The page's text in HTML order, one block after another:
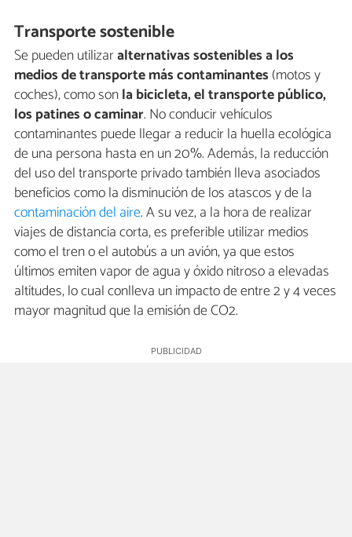
Transporte sostenible
Se pueden utilizaralternativas sostenibles a los
medios de transporte más contaminantes (motos y
coches), como sonla bicicleta, el transporte público,
los patines o caminar. No conducir vehículos
contaminantes puede llegar a reducir la huella ecológica
de una persona hasta en un 20%. Además, la reducción
del uso del transporte privado también lleva asociados
beneficios como la disminución de los atascos y de la
contaminación del aire. A su vez, a la hora de realizar
viajes de distancia corta, es preferible utilizar medios
como el tren o el autobús a un avión, ya que estos
últimos emiten vapor de agua y óxido nitroso a elevadas
altitudes, lo cual conlleva un impacto de entre 2 y 4 veces
mayor magnitud que la emisión de CO2.